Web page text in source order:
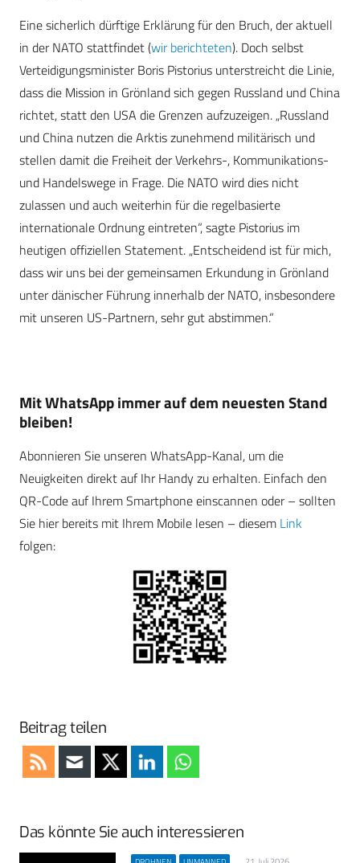
Eine sicherlich dürftige Erklärung für den Bruch, der aktuell
in der NATO stattfindet (wir berichteten). Doch selbst
Verteidigungsminister Boris Pistorius unterstreicht die Linie,
dass die Mission in Grönland sich gegen Russland und China
richtet, statt den USA die Grenzen aufzuzeigen. „Russland
und China nutzen die Arktis zunehmend militärisch und
stellen damit die Freiheit der Verkehrs-, Kommunikations-
und Handelswege in Frage. Die NATO wird dies nicht
zulassen und auch weiterhin für die regelbasierte
internationale Ordnung eintreten“, sagte Pistorius im
heutigen offiziellen Statement. „Entscheidend ist für mich,
dass wir uns bei der gemeinsamen Erkundung in Grönland
unter dänischer Führung innerhalb der NATO, insbesondere
mit unseren US-Partnern, sehr gut abstimmen.“
Mit WhatsApp immer auf dem neuesten Stand
bleiben!
Abonnieren Sie unseren WhatsApp-Kanal, um die
Neuigkeiten direkt auf Ihr Handy zu erhalten. Einfach den
QR-Code auf Ihrem Smartphone einscannen oder – sollten
Sie hier bereits mit Ihrem Mobile lesen – diesem Link
folgen:
Beitrag teilen
Das könnte Sie auch interessieren